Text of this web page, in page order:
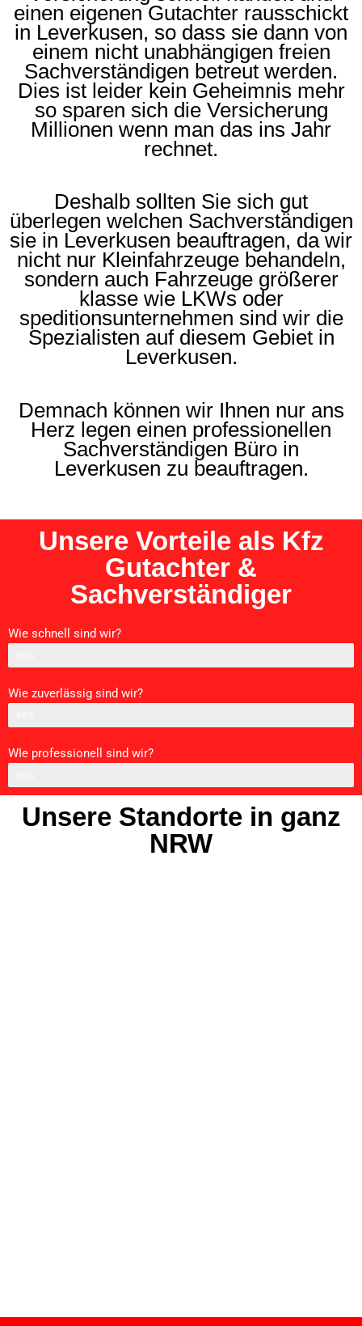
einen eigenen Gutachter rausschickt
in Leverkusen, so dass sie dann von
einem nicht unabhängigen freien
Sachverständigen betreut werden.
Dies ist leider kein Geheimnis mehr
so sparen sich die Versicherung
Millionen wenn man das ins Jahr
rechnet.
Deshalb sollten Sie sich gut
überlegen welchen Sachverständigen
sie in Leverkusen beauftragen, da wir
nicht nur Kleinfahrzeuge behandeln,
sondern auch Fahrzeuge größerer
klasse wie LKWs oder
speditionsunternehmen sind wir die
Spezialisten auf diesem Gebiet in
Leverkusen.
Demnach können wir Ihnen nur ans
Herz legen einen professionellen
Sachverständigen Büro in
Leverkusen zu beauftragen.
Unsere Vorteile als Kfz
Gutachter &
Sachverständiger
Wie schnell sind wir?
Wie zuverlässig sind wir?
WIe professionell sind wir?
Unsere Standorte in ganz
NRW